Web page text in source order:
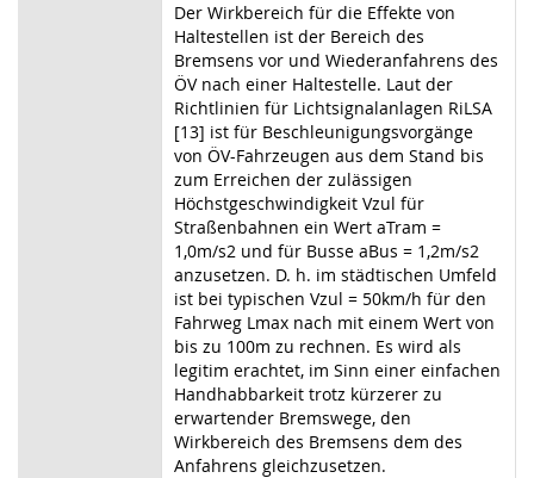
Der Wirkbereich für die Effekte von
Haltestellen ist der Bereich des
Bremsens vor und Wiederanfahrens des
ÖV nach einer Haltestelle. Laut der
Richtlinien für Lichtsignalanlagen RiLSA
[13] ist für Beschleunigungsvorgänge
von ÖV-Fahrzeugen aus dem Stand bis
zum Erreichen der zulässigen
Höchstgeschwindigkeit Vzul für
Straßenbahnen ein Wert aTram =
1,0m/s2 und für Busse aBus = 1,2m/s2
anzusetzen. D. h. im städtischen Umfeld
ist bei typischen Vzul = 50km/h für den
Fahrweg Lmax nach mit einem Wert von
bis zu 100m zu rechnen. Es wird als
legitim erachtet, im Sinn einer einfachen
Handhabbarkeit trotz kürzerer zu
erwartender Bremswege, den
Wirkbereich des Bremsens dem des
Anfahrens gleichzusetzen.